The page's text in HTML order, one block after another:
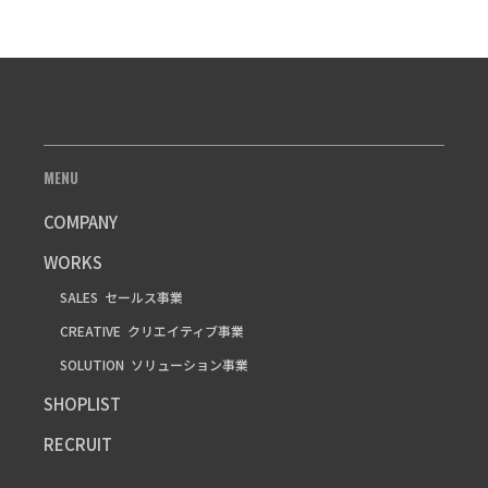
MENU
COMPANY
WORKS
SALES セールス事業
CREATIVE クリエイティブ事業
SOLUTION ソリューション事業
SHOPLIST
RECRUIT